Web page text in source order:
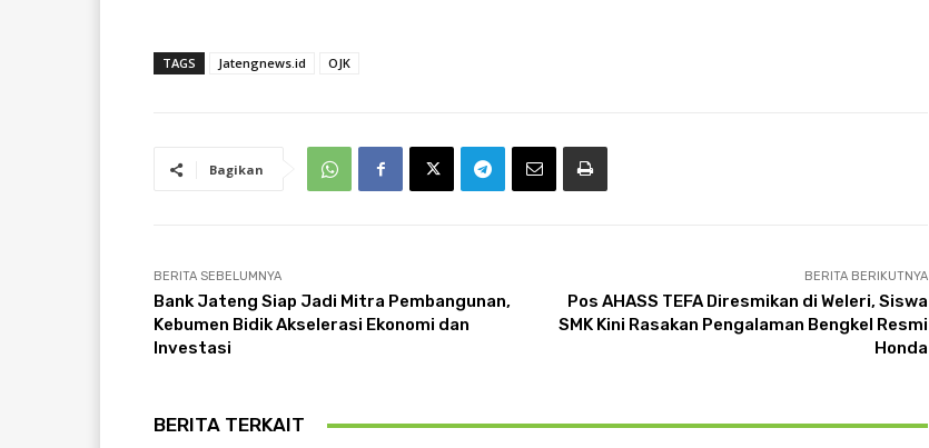
TAGS Jatengnews.id OJK
Bagikan
BERITA SEBELUMNYA
Bank Jateng Siap Jadi Mitra Pembangunan,
Kebumen Bidik Akselerasi Ekonomi dan
Investasi
BERITA BERIKUTNYA
Pos AHASS TEFA Diresmikan di Weleri, Siswa
SMK Kini Rasakan Pengalaman Bengkel Resmi
Honda
BERITA TERKAIT